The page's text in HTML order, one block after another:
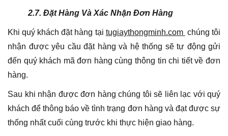
2.7. Đặt Hàng Và Xác Nhận Đơn Hàng
Khi quý khách đặt hàng tại tugiaythongminh.com chúng tôi
nhận được yêu cầu đặt hàng và hệ thống sẽ tự động gửi
đến quý khách mã đơn hàng cùng thông tin chi tiết về đơn
hàng.
Sau khi nhận được đơn hàng chúng tôi sẽ liên lạc với quý
khách để thông báo về tình trạng đơn hàng và đạt được sự
thống nhất cuối cùng trước khi thực hiện giao hàng.